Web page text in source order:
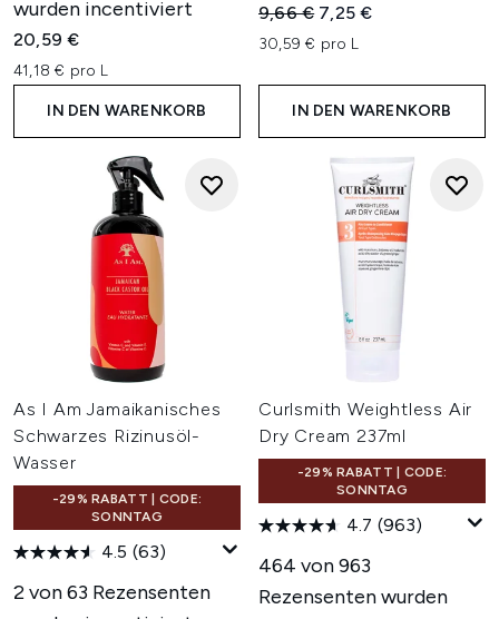
wurden incentiviert
20,59 €
41,18 € pro L
IN DEN WARENKORB
Unverbindliche
9,66 € Aktueller Preis:
7,25 €
30,59 € pro L
IN DEN WARENKORB
As I Am Jamaikanisches
Schwarzes Rizinusöl-
Wasser
-29% RABATT | CODE:
SONNTAG
4.5 (63)
2 von 63 Rezensenten
Curlsmith Weightless Air
Dry Cream 237ml
-29% RABATT | CODE:
SONNTAG
4.7 (963)
464 von 963
Rezensenten wurden